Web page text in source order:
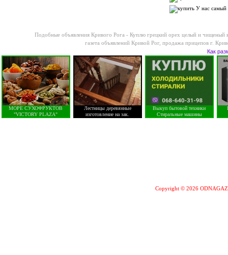
Подобные объявления Кривого Рога -Куплю грецкий орех целый и чищеный
газета объявлений Кривой Рог, продажа прицепов г.
Как
МОРЕ СУХОФРУКТОВ
"VICTORY PLAZA"
Лестницы деревянные
изготовление на зак.
Выкуп бытовой техники
Стиральные машины
Copyright © 2026